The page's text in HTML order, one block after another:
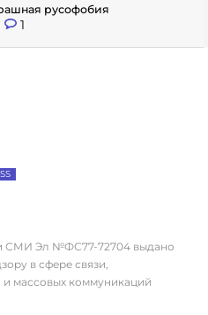
русофобия
1
СМИ Эл №ФС77-72704 выдано
в сфере связи,
массовых коммуникаций